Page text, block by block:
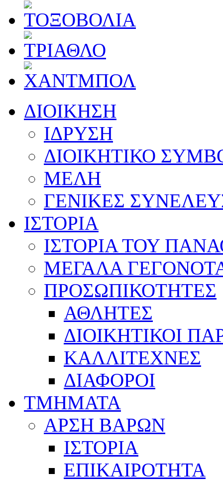
ΔΙΟΙΚΗΣΗ
ΙΔΡΥΣΗ
ΔΙΟΙΚΗΤΙΚΟ
ΜΕΛΗ
ΓΕΝΙΚΕΣ
ΙΣΤΟΡΙΑ
ΙΣΤΟΡΙΑ ΤΟΥ
ΜΕΓΑΛΑ
ΠΡΟΣΩΠΙΚΟΤΗΤΕΣ
ΑΘΛΗΤΕΣ
ΔΙΟΙΚΗΤΙΚΟΙ
ΚΑΛΛΙΤΕΧΝΕΣ
ΔΙΑΦΟΡΟΙ
ΤΜΗΜΑΤΑ
ΑΡΣΗ ΒΑΡΩΝ
ΙΣΤΟΡΙΑ
ΕΠΙΚΑΙΡΟΤΗΤΑ